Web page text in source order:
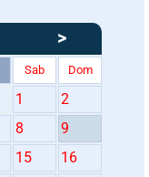
>
Sab Dom
1
2
8
9
15
16